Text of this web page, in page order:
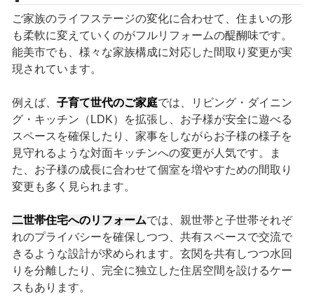
ご家族のライフステージの変化に合わせて、住まいの形
も柔軟に変えていくのがフルリフォームの醍醐味です。
能美市でも、様々な家族構成に対応した間取り変更が実
現されています。
例えば、 子育て世代のご家庭では、リビング・ダイニン
グ・キッチン（LDK）を拡張し、お子様が安全に遊べる
スペースを確保したり、家事をしながらお子様の様子を
見守れるような対面キッチンへの変更が人気です。ま
た、お子様の成長に合わせて個室を増やすための間取り
変更も多く見られます。
二世帯住宅へのリフォームでは、親世帯と子世帯それぞ
れのプライバシーを確保しつつ、共有スペースで交流で
きるような設計が求められます。玄関を共有しつつ水回
りを分離したり、完全に独立した住居空間を設けるケー
スもあります。